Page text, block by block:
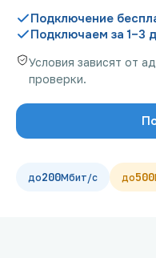
TV+
Проверить
Проверить
Подключение
Подключаем за 1–3
Условия зависят от
проверки.
200 500